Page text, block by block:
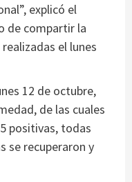
explicó el
de compartir la
el lunes
12 de octubre,
de las cuales
positivas, todas
se recuperaron y